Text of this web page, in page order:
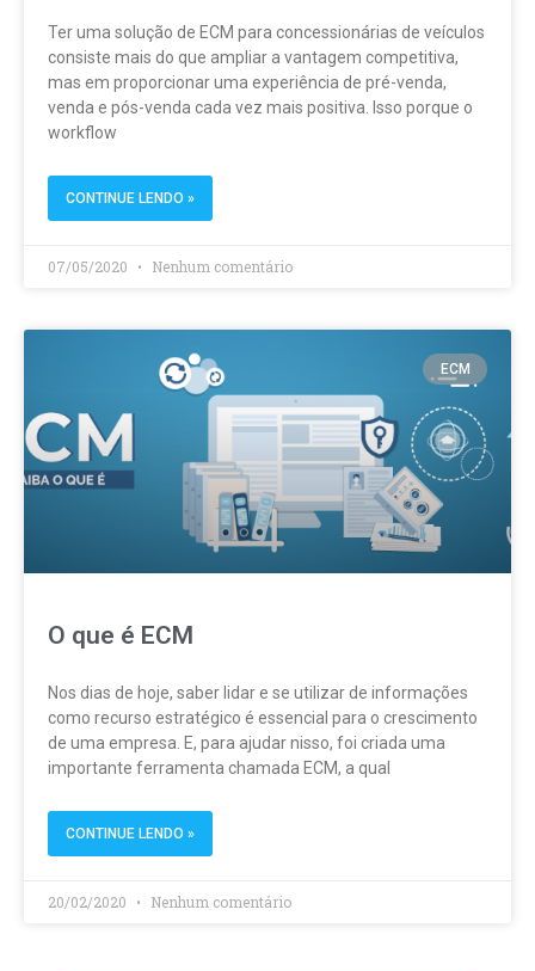
Ter uma solução de ECM para concessionárias de veículos
consiste mais do que ampliar a vantagem competitiva,
mas em proporcionar uma experiência de pré-venda,
venda e pós-venda cada vez mais positiva. Isso porque o
workflow
CONTINUE LENDO »
07/05/2020 Nenhum comentário
ECM
O que é ECM
Nos dias de hoje, saber lidar e se utilizar de informações
como recurso estratégico é essencial para o crescimento
de uma empresa. E, para ajudar nisso, foi criada uma
importante ferramenta chamada ECM, a qual
CONTINUE LENDO »
20/02/2020 Nenhum comentário